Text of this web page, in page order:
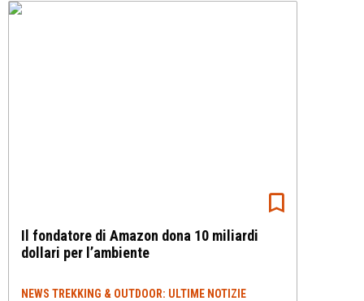
Il fondatore di Amazon dona 10 miliardi
dollari per l’ambiente
NEWS TREKKING & OUTDOOR: ULTIME NOTIZIE